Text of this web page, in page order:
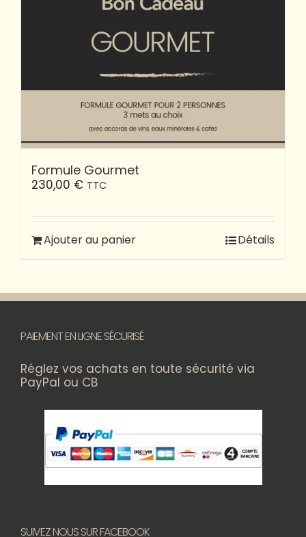
Formule Gourmet
230,00 € TTC
Ajouter au panier Détails
PAIEMENT EN LIGNE SÉCURISÉ
Réglez vos achats en toute sécurité via
PayPal ou CB
SUIVEZ NOUS SUR FACEBOOK